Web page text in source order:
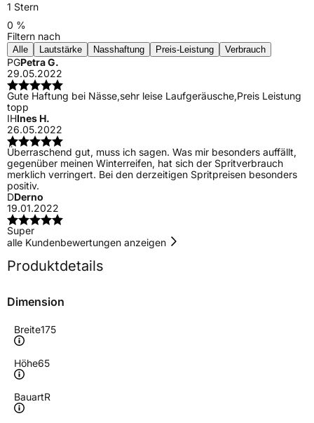
1 Stern
0 %
Filtern nach
Alle Lautstärke Nasshaftung Preis-Leistung Verbrauch
PGPetra G.
29.05.2022
Gute Haftung bei Nässe,sehr leise Laufgeräusche,Preis Leistung
topp
IHInes H.
26.05.2022
Überraschend gut, muss ich sagen. Was mir besonders auffällt,
gegenüber meinen Winterreifen, hat sich der Spritverbrauch
merklich verringert. Bei den derzeitigen Spritpreisen besonders
positiv.
DDerno
19.01.2022
Super
alle Kundenbewertungen anzeigen
Produktdetails
Dimension
Breite175
Höhe65
BauartR